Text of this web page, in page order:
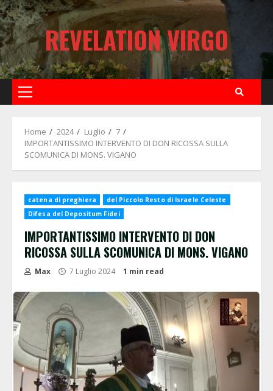
Skip
to
content
REVELATION VIRGO
Primary
Home 2024 Luglio
7
IMPORTANTISSIMO INTERVENTO DI DON RICOSSA SULLA
SCOMUNICA DI MONS. VIGANO
catena di preghiera
del Piccolo Resto di Israele Celeste
Difesa del Depositum Fidei
IMPORTANTISSIMO INTERVENTO DI DON
RICOSSA SULLA SCOMUNICA DI MONS. VIGANO
Max 7 Luglio 2024 1 min read